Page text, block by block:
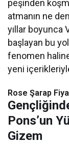
peşinden
atmanın ne
yıllar boyunca
başlayan bu
fenomen
yeni
Rose Şarap
Pons’un
Gizem